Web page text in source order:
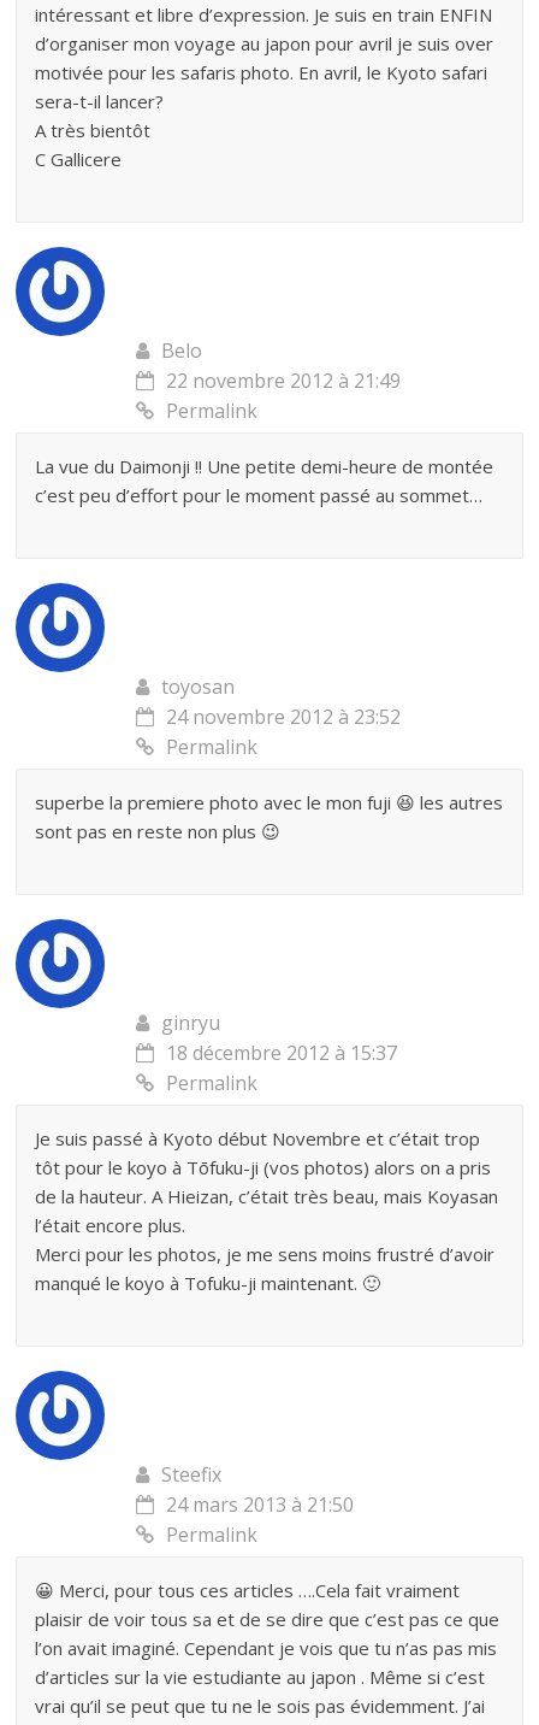
intéressant et libre d’expression. Je suis en train ENFIN
d’organiser mon voyage au japon pour avril je suis over
motivée pour les safaris photo. En avril, le Kyoto safari
sera-t-il lancer?
A très bientôt
C Gallicere
Belo
22 novembre 2012 à 21:49
Permalink
La vue du Daimonji !! Une petite demi-heure de montée
c’est peu d’effort pour le moment passé au sommet…
toyosan
24 novembre 2012 à 23:52
Permalink
superbe la premiere photo avec le mon fuji 😆 les autres
sont pas en reste non plus 😉
ginryu
18 décembre 2012 à 15:37
Permalink
Je suis passé à Kyoto début Novembre et c’était trop
tôt pour le koyo à Tōfuku-ji (vos photos) alors on a pris
de la hauteur. A Hieizan, c’était très beau, mais Koyasan
l’était encore plus.
Merci pour les photos, je me sens moins frustré d’avoir
manqué le koyo à Tofuku-ji maintenant. 🙂
Steefix
24 mars 2013 à 21:50
Permalink
😀 Merci, pour tous ces articles ….Cela fait vraiment
plaisir de voir tous sa et de se dire que c’est pas ce que
l’on avait imaginé. Cependant je vois que tu n’as pas mis
d’articles sur la vie estudiante au japon . Même si c’est
vrai qu’il se peut que tu ne le sois pas évidemment. J’ai